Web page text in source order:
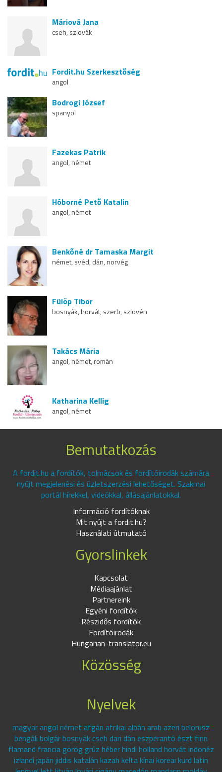
Máriová Jana
cseh, szlovák
Fordit.hu Szerkesztőség
angol
Bodrogi József
spanyol
Fazekas Patrik
angol, német
Hóborné Pető Katalin
angol, német
Benkőné dr Tamaska Margit
német, svéd, dán, norvég
Fülöp Tibor
bosnyák, horvát, szerb, szlovén
Takács Mária
angol, német, román
Katharina Kellig
angol, német
Bemutatkozás
A fordit.hu a fordítók, tolmácsok és fordítóirodák számára
nyújt megjelenési és üzletszerzési lehetőséget. Szakmai
portál hírekkel, videókkal, állásajánlatokkal.
Információ fordítóknak
Mit nyújt a fordit.hu?
Használati útmutató
Gyorslinkek
Kapcsolat
Médiaajánlat
Partnereink
Egyéni fordítók
Részidős fordítók
Fordítóirodák
Hungarian-translator.eu
Közösség
Nyelvek
magyar angol német afgán afrikai albán arab azeri belorusz
bengáli bolgár bosnyák cseh dari dán eszperantó észt finn
flamand francia görög grúz héber hindi holland horvát indonéz
izlandi japán jiddis katalán kazah kelta kínai koreai kurd latin